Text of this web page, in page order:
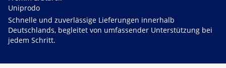
Uniprodo
Schnelle und zuverlässige Lieferungen innerhalb
Deutschlands, begleitet von umfassender Unterstützung bei
jedem Schritt.